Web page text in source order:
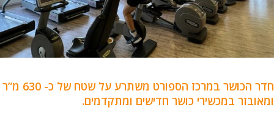
חדר הכושר במרכז הספורט משתרע על שטח של כ- 630 מ”ר
ומאובזר במכשירי כושר חדישים ומתקדמים.